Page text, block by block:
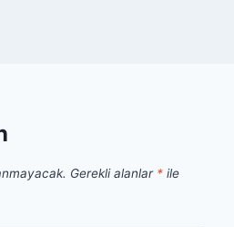
Gerekli alanlar * ile